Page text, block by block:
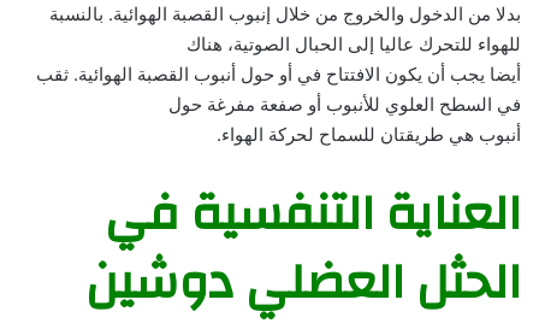
بدلا من الدخول والخروج من خلال إنبوب القصبة الهوائية. بالنسبة
للهواء للتحرك عاليا إلى الحبال الصوتية، هناك
أيضا يجب أن يكون الافتتاح في أو حول أنبوب القصبة الهوائية. ثقب
في السطح العلوي للأنبوب أو صفعة مفرغة حول
أنبوب هي طريقتان للسماح لحركة الهواء.
العناية التنفسية في
الحثل العضلي دوشين